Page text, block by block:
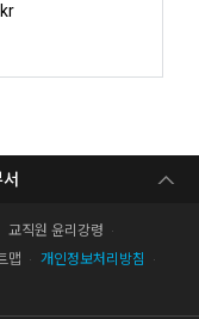
교직원 윤리강령
맵
개인정보처리방침